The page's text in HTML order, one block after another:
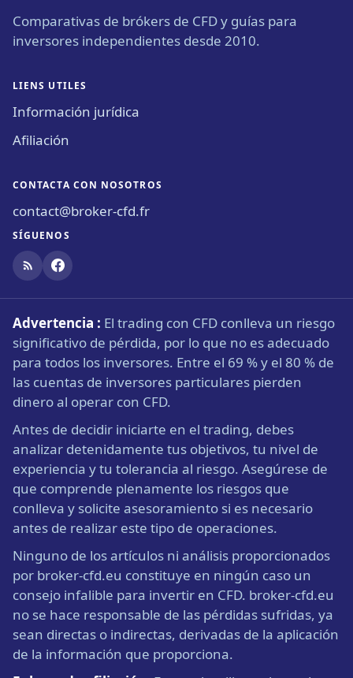
Comparativas de brókers de CFD y guías para
inversores independientes desde 2010.
LIENS UTILES
Información jurídica
Afiliación
CONTACTA CON NOSOTROS
contact@broker-cfd.fr
SÍGUENOS
Advertencia : El trading con CFD conlleva un riesgo
significativo de pérdida, por lo que no es adecuado
para todos los inversores. Entre el 69 % y el 80 % de
las cuentas de inversores particulares pierden
dinero al operar con CFD.
Antes de decidir iniciarte en el trading, debes
analizar detenidamente tus objetivos, tu nivel de
experiencia y tu tolerancia al riesgo. Asegúrese de
que comprende plenamente los riesgos que
conlleva y solicite asesoramiento si es necesario
antes de realizar este tipo de operaciones.
Ninguno de los artículos ni análisis proporcionados
por broker-cfd.eu constituye en ningún caso un
consejo infalible para invertir en CFD. broker-cfd.eu
no se hace responsable de las pérdidas sufridas, ya
sean directas o indirectas, derivadas de la aplicación
de la información que proporciona.